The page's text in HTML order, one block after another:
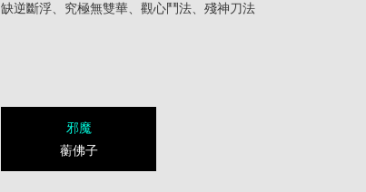
缺逆斷浮、究極無雙華、觀心鬥法、殘神刀法
邪魔
蘅佛子